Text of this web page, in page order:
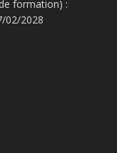
formation) :
02/2028